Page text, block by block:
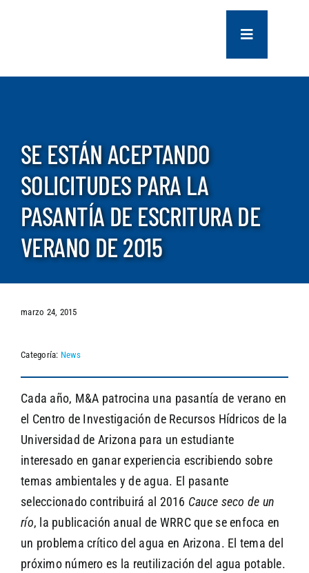
Navegación
de
palanca
COMPANY
CONTACT US
SE ESTÁN ACEPTANDO
SOLICITUDES PARA LA
PASANTÍA DE ESCRITURA DE
VERANO DE 2015
marzo 24, 2015
Categoría: News
Cada año, M&A patrocina una pasantía de verano en
el Centro de Investigación de Recursos Hídricos de la
Universidad de Arizona para un estudiante
interesado en ganar experiencia escribiendo sobre
temas ambientales y de agua. El pasante
seleccionado contribuirá al 2016 Cauce seco de un
río, la publicación anual de WRRC que se enfoca en
un problema crítico del agua en Arizona. El tema del
próximo número es la reutilización del agua potable.